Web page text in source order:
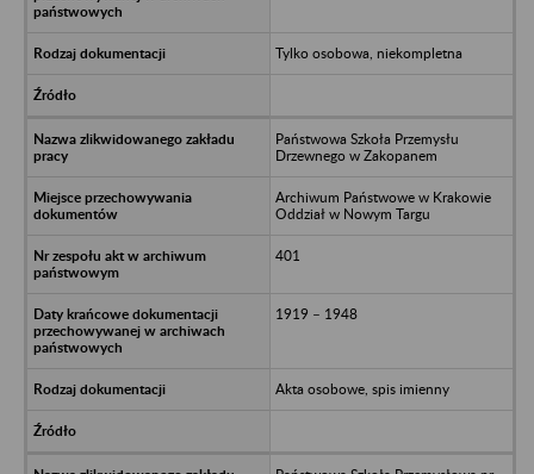
Tylko osobowa, niekompletna
Państwowa Szkoła Przemysłu
Drzewnego w Zakopanem
Archiwum Państwowe w Krakowie
Oddział w Nowym Targu
401
1919 – 1948
Akta osobowe, spis imienny